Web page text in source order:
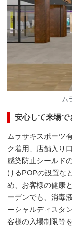
ム
安心して来場で
ムラサキスポーツ
ク着用、店舗入り
感染防止シールド
けるPOPの設置など
め、お客様の健康
ーデンでも、消毒
ーシャルディスタ
客様の入場制限等